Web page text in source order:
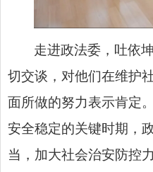
走进政法委，吐依
切交谈，对他们在维护
面所做的努力表示肯定
安全稳定的关键时期，
当，加大社会治安防控